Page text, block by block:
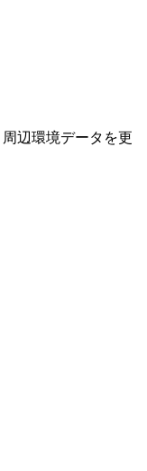
辺環境データを更